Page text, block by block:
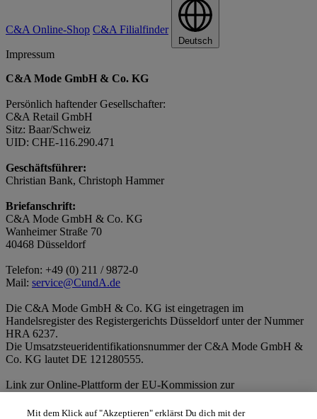
C&A Online-Shop C&A Filialfinder
Deutsch
Impressum
C&A Mode GmbH & Co. KG
Persönlich haftender Gesellschafter:
C&A Retail GmbH
Sitz: Baar/Schweiz
UID: CHE-116.290.471
Geschäftsführer:
Christian Bank, Christoph Hammer
Briefanschrift:
C&A Mode GmbH & Co. KG
Wanheimer Straße 70
40468 Düsseldorf
Telefon: +49 (0) 211 / 9872-0
Mail: service@CundA.de
Die C&A Mode GmbH & Co. KG ist eingetragen im
Handelsregister des Registergerichts Düsseldorf unter der Nummer
HRA 6237.
Die Umsatzsteueridentifikationsnummer der C&A Mode GmbH &
Co. KG lautet DE 121280555.
Link zur Online-Plattform der EU-Kommission zur
ec.europa.eu/consumers/odr/
Mit dem Klick auf "Akzeptieren" erklärst Du dich mit der